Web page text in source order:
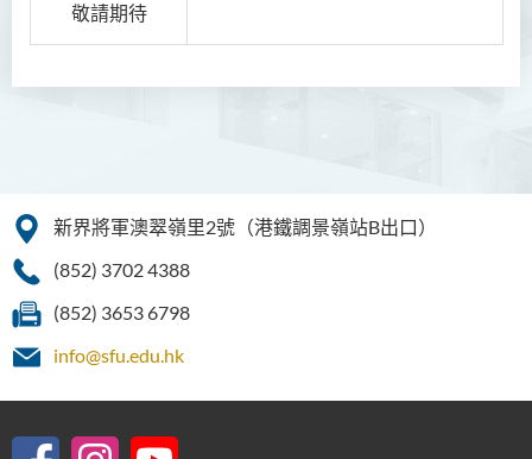
敬請期待
新界將軍澳翠嶺里2號（港鐵調景嶺站B出口）
(852) 3702 4388
(852) 3653 6798
info@sfu.edu.hk